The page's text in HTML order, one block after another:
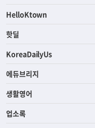
HelloKtown
핫딜
KoreaDailyUs
에듀브리지
생활영어
업소록